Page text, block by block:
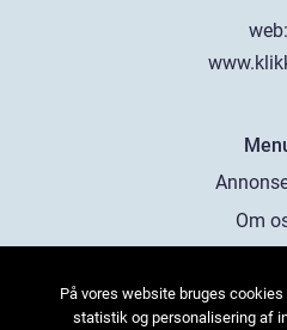
web:
Om
På vores website bruges
statistik og personalisering af